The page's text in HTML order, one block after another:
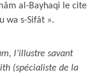
al-Bayhaqi le cite
wa s-Sifât ».
l’illustre savant
(spécialiste de la